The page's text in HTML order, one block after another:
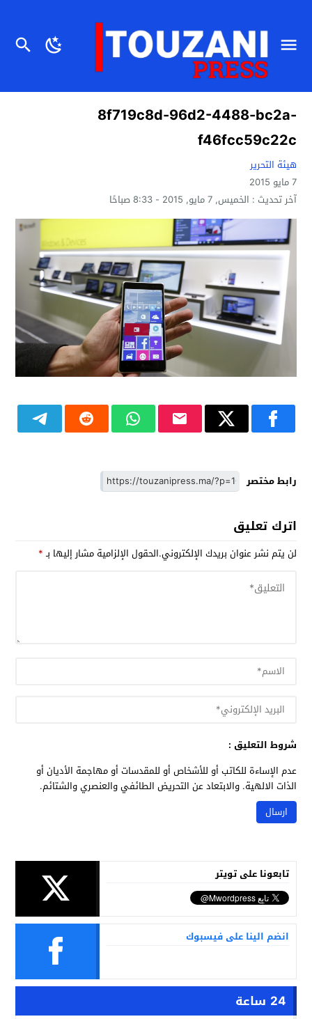
8f719c8d-96d2-4488-bc2a-
f46fcc59c22c
هيئة التحرير
7 مايو 2015
آخر تحديث : الخميس, 7 مايو, 2015 - 8:33 صباحًا
رابط مختصر
اترك تعليق
لن يتم نشر عنوان بريدك الإلكتروني.الحقول الإلزامية مشار إليها بـ*
شروط التعليق :
عدم الإساءة للكاتب أو للأشخاص أو للمقدسات أو مهاجمة الأديان أو
الذات الالهية. والابتعاد عن التحريض الطائفي والعنصري والشتائم.
تابعونا على تويتر
انضم الينا على فيسبوك
24 ساعة